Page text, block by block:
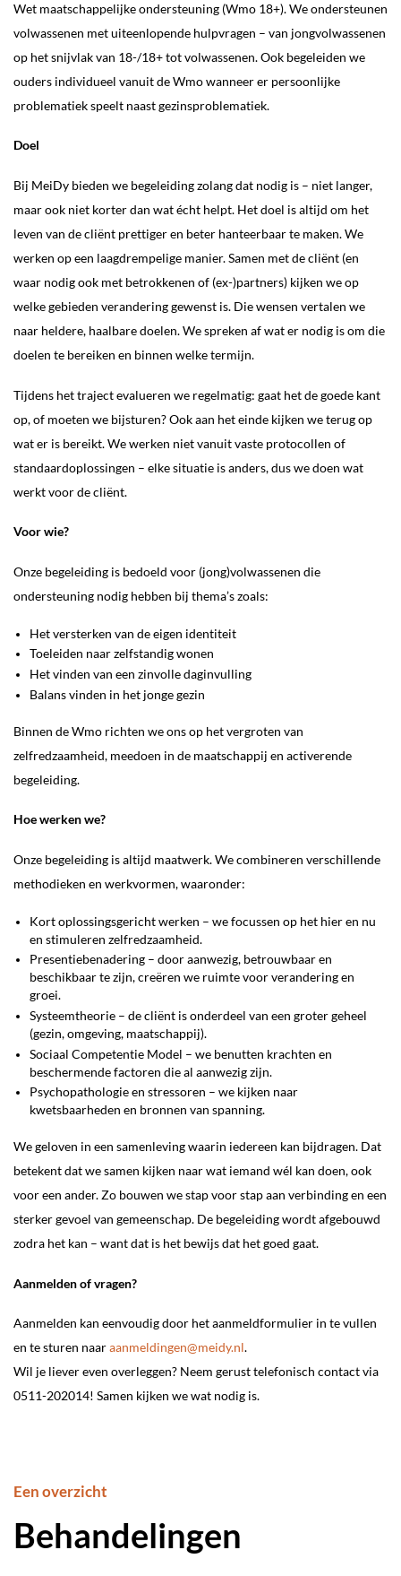
Wet maatschappelijke ondersteuning (Wmo 18+). We ondersteunen
volwassenen met uiteenlopende hulpvragen – van jongvolwassenen
op het snijvlak van 18-/18+ tot volwassenen. Ook begeleiden we
ouders individueel vanuit de Wmo wanneer er persoonlijke
problematiek speelt naast gezinsproblematiek.
Doel
Bij MeiDy bieden we begeleiding zolang dat nodig is – niet langer,
maar ook niet korter dan wat écht helpt. Het doel is altijd om het
leven van de cliënt prettiger en beter hanteerbaar te maken. We
werken op een laagdrempelige manier. Samen met de cliënt (en
waar nodig ook met betrokkenen of (ex-)partners) kijken we op
welke gebieden verandering gewenst is. Die wensen vertalen we
naar heldere, haalbare doelen. We spreken af wat er nodig is om die
doelen te bereiken en binnen welke termijn.
Tijdens het traject evalueren we regelmatig: gaat het de goede kant
op, of moeten we bijsturen? Ook aan het einde kijken we terug op
wat er is bereikt. We werken niet vanuit vaste protocollen of
standaardoplossingen – elke situatie is anders, dus we doen wat
werkt voor de cliënt.
Voor wie?
Onze begeleiding is bedoeld voor (jong)volwassenen die
ondersteuning nodig hebben bij thema’s zoals:
Het versterken van de eigen identiteit
Toeleiden naar zelfstandig wonen
Het vinden van een zinvolle daginvulling
Balans vinden in het jonge gezin
Binnen de Wmo richten we ons op het vergroten van
zelfredzaamheid, meedoen in de maatschappij en activerende
begeleiding.
Hoe werken we?
Onze begeleiding is altijd maatwerk. We combineren verschillende
methodieken en werkvormen, waaronder:
Kort oplossingsgericht werken – we focussen op het hier en nu
en stimuleren zelfredzaamheid.
Presentiebenadering – door aanwezig, betrouwbaar en
beschikbaar te zijn, creëren we ruimte voor verandering en
groei.
Systeemtheorie – de cliënt is onderdeel van een groter geheel
(gezin, omgeving, maatschappij).
Sociaal Competentie Model – we benutten krachten en
beschermende factoren die al aanwezig zijn.
Psychopathologie en stressoren – we kijken naar
kwetsbaarheden en bronnen van spanning.
We geloven in een samenleving waarin iedereen kan bijdragen. Dat
betekent dat we samen kijken naar wat iemand wél kan doen, ook
voor een ander. Zo bouwen we stap voor stap aan verbinding en een
sterker gevoel van gemeenschap. De begeleiding wordt afgebouwd
zodra het kan – want dat is het bewijs dat het goed gaat.
Aanmelden of vragen?
Aanmelden kan eenvoudig door het aanmeldformulier in te vullen
en te sturen naaraanmeldingen@meidy.nl.
Wil je liever even overleggen? Neem gerust telefonisch contact via
0511-202014! Samen kijken we wat nodig is.
Een overzicht
Behandelingen